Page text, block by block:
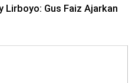
Lirboyo: Gus Faiz Ajarkan